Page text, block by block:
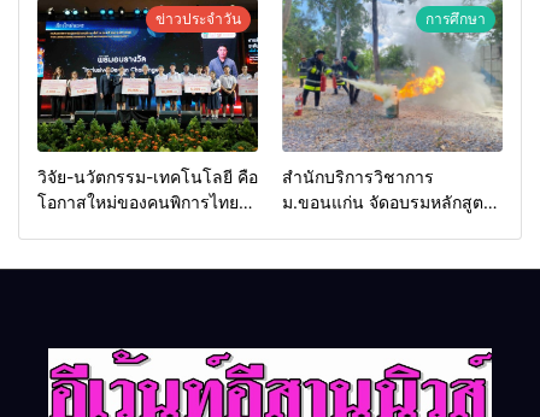
วันรพี เพื่อเชื่อมความสัมพันธ์
อันดีของหน่วยงานใน
กระบวนการยุติธรรม
2026 เชื่อม 4 งานใหญ่ สร้าง
โอกาสธุรกิจครบวงจร ด้วย
ครับ
ข่าวประจำวัน
วิจัย-นวัตกรรม-เทคโนโลยี คือ
โอกาสใหม่ของคนพิการไทย
การศึกษา
สำนักบริการวิชาการ
ม.ขอนแก่น จัดอบรมหลักสูตร